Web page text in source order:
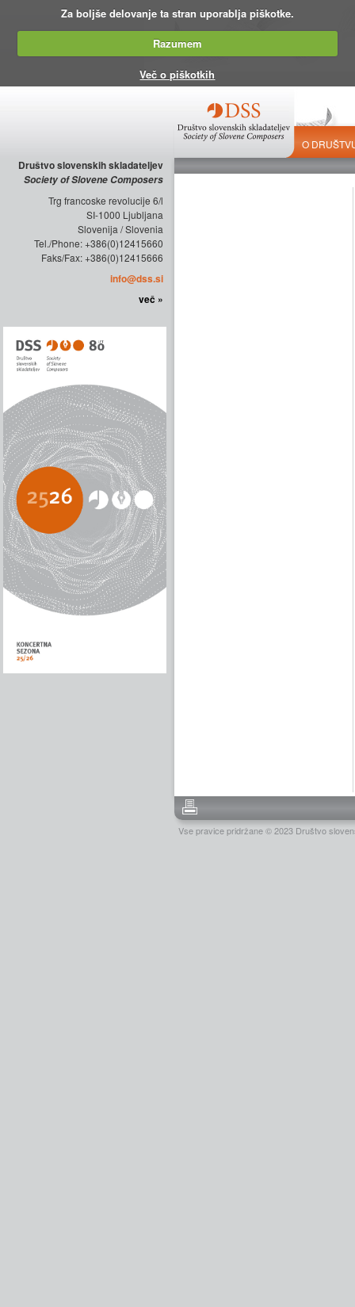
Za boljše delovanje ta stran uporablja piškotke.
Razumem
Več o piškotkih
Društvo slovenskih skladateljev
Society of Slovene Composers
Trg francoske revolucije 6/l
SI-1000 Ljubljana
Slovenija / Slovenia
Tel./Phone: +386(0)12415660
Faks/Fax: +386(0)12415666
info@dss.si
več »
O
Vse pravice pridržane © 2023 Društvo